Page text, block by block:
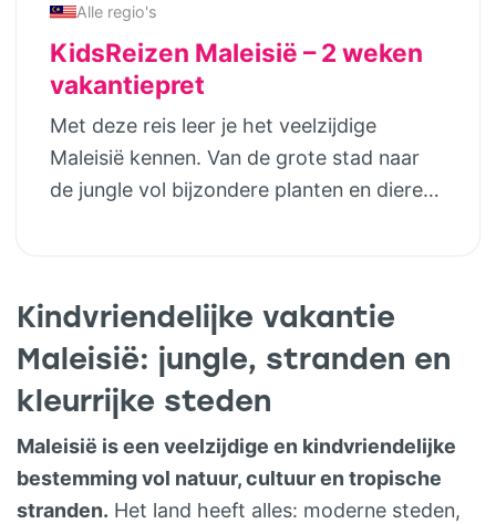
Alle regio's
KidsReizen Maleisië – 2 weken
vakantiepret
Met deze reis leer je het veelzijdige
Maleisië kennen. Van de grote stad naar
de jungle vol bijzondere planten en dieren.
eiland met witte stranden en een heldere
blauwe zee. Een heerlijke reis voor het
hele gezin die op verzoek kan worden
aangepast! Je verblijft in zowel
kleinschalige middenklasse guesthouses
als luxe safari lodges, geschikt voor
gezinnen. Voor deze reis is een
Kindvriendelijke vakantie
Maleisië: jungle, stranden en
kleurrijke steden
Maleisië is een veelzijdige en kindvriendelijke
bestemming vol natuur, cultuur en tropische
stranden. Het land heeft alles: moderne steden,